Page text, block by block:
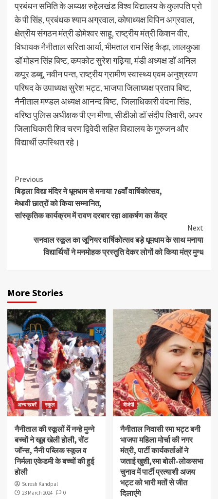
प्रबंधन समिति के अध्यक्ष रुहेलखंड विश्व विद्यालय के कुलपति प्रो
के पी सिंह, प्रबंधक श्याम अग्रवाल, कोषाध्यक्ष विपिन अग्रवाल,
क्षेत्रीय संगठन मंत्री डोमेश्वर साहू, राष्ट्रीय मंत्री किशन वीर,
विधायक नैनीताल सरिता आर्या, भीमताल राम सिंह कैड़ा, लालकुआ
डॉ मोहन सिंह बिष्ट, कपकोट सुरेश गढ़िया, मंडी अध्यक्ष डॉ अनिल
कपूर डब्बू, नवीन पन्त, राष्ट्रीय ग्रामीण स्वास्थ्य एवम अनुश्रवण
परिषद के उपाध्यक्ष सुरेश भट्ट, भाजपा जिलाध्यक्ष प्रताप बिष्ट,
नैनीताल मण्डल अध्यक्ष आनन्द बिष्ट, जिलाधिकारी वंदना सिंह,
वरिष्ठ पुलिस अधीक्षक पी एन मीणा, सीडीओ डॉ संदीप तिवारी, अपर
जिलाधिकारी शिव चरण द्विवेदी सहित विद्यालय के गुरुजन और
विद्यार्थी उपस्थित रहे।
Continue
Reading
Previous
बिड़ला विद्या मंदिर ने धूमधाम से मनाया 76वाँ वार्षिकोत्सव,
मेधावी छात्रों को किया सम्मानित,
सांस्कृतिक कार्यक्रम में रावण दरबार रहा आकर्षण का केंद्र
Next
सनवाल स्कूल का जूनियर वार्षिकोत्सव बड़े धूमधाम के साथ मनाया
विद्यार्थियों ने मनमोहक प्रस्तुति देकर लोगों को किया मंत्र मुग्ध
More Stories
अन्य खबरें स्कूल
नैनीताल की स्कूलों में नन्हे मुन्ने
बच्चों ने खूब खेली होली, सेंट
जॉन्स, नैनी पब्लिक स्कूल व
निर्मला एकेडमी के बच्चों की हुई
होली
Suresh Kandpal
23 March 2024
0
बीजेपी
नैनीताल निवासी रमा भट्ट बनी
भाजपा महिला मोर्चा की नगर
मंत्री, पार्टी कार्यकर्ताओं ने
जताई खुशी,रमा बोली-लोकसभा
चुनाव में पार्टी प्रत्याशी अजय
भट्ट को भारी मतों से जीत
दिलाएंगे